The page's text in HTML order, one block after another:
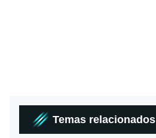
Temas relacionados